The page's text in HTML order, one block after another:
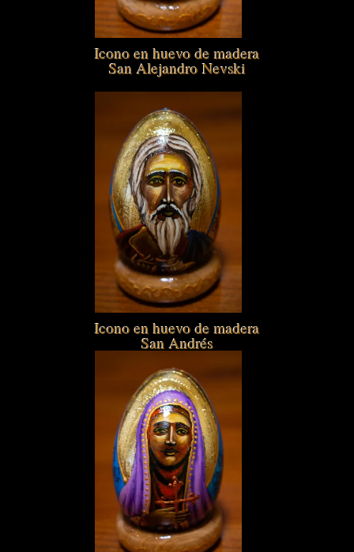
Icono en huevo de madera
San Alejandro Nevski
Icono en huevo de madera
San Andrés